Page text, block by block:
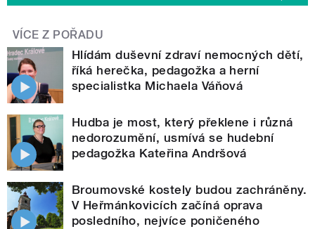
VÍCE Z POŘADU
Hlídám duševní zdraví nemocných dětí,
říká herečka, pedagožka a herní
specialistka Michaela Váňová
Hudba je most, který překlene i různá
nedorozumění, usmívá se hudební
pedagožka Kateřina Andršová
Broumovské kostely budou zachráněny.
V Heřmánkovicích začíná oprava
posledního, nejvíce poničeného